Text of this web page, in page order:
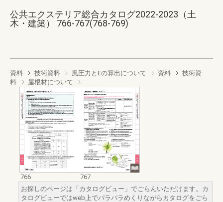
公共エクステリア総合カタログ2022-2023（土
木・建築） 766-767(768-769)
資料 技術資料 風圧力とEの算出について 資料
技術資
料
屋根材について
766
767
お探しのページは「カタログビュー」でごらんいただけます。カ
タログビューではweb上でパラパラめくりながらカタログをごら